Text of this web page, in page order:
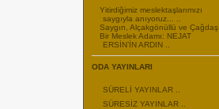
Yitirdiğimiz meslektaşlarımızı
saygıyla anıyoruz... ..
Saygın, Alçakgönüllü ve Çağdaş
Bir Meslek Adamı: NEJAT
ERSİN’İN ARDIN ..
ODA YAYINLARI
SÜRELİ YAYINLAR ..
SÜRESİZ YAYINLAR ..